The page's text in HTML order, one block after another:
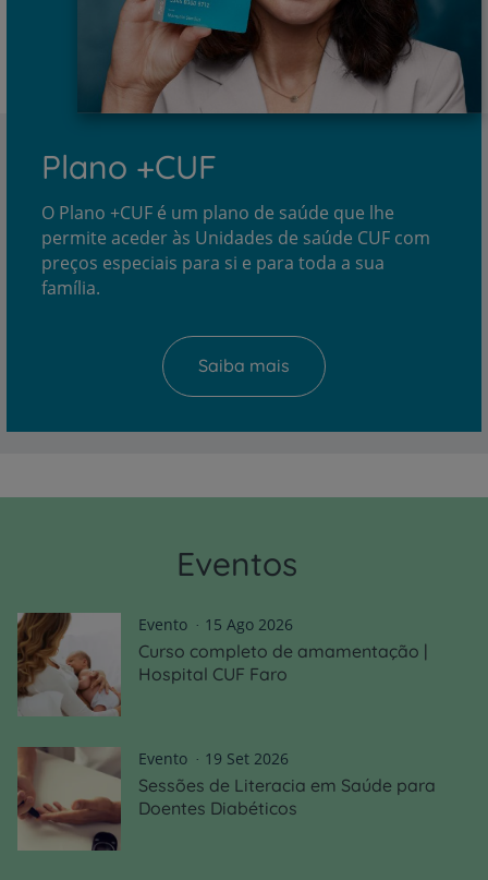
Plano +CUF
O Plano +CUF é um plano de saúde que lhe
permite aceder às Unidades de saúde CUF com
preços especiais para si e para toda a sua
família.
Saiba mais
Eventos
Evento 15 Ago 2026
Curso completo de amamentação |
Hospital CUF Faro
Evento 19 Set 2026
Sessões de Literacia em Saúde para
Doentes Diabéticos